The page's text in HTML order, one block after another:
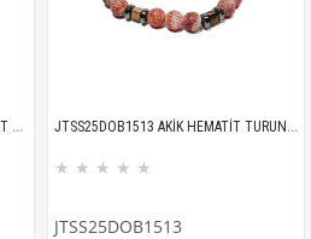
JTSS25DOB1512 LAV SEDEF HEMATİT SİYAH JANTİ DOĞALTAŞ BİLEKLİK JTSS25DOB1513 AKİK HEMATİT TURUNCU JANTİ DOĞALTAŞ BİLEKLİK
★ ★ ★ ★ ★
JTSS25DOB1513